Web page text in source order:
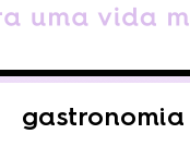
gastronomia